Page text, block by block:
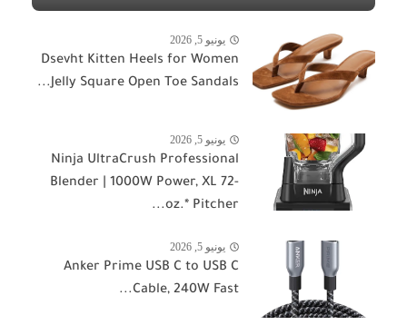
يونيو 5, 2026
Dsevht Kitten Heels for Women
Jelly Square Open Toe Sandals...
يونيو 5, 2026
Ninja UltraCrush Professional
Blender | 1000W Power, XL 72-
oz.* Pitcher...
يونيو 5, 2026
Anker Prime USB C to USB C
Cable, 240W Fast...